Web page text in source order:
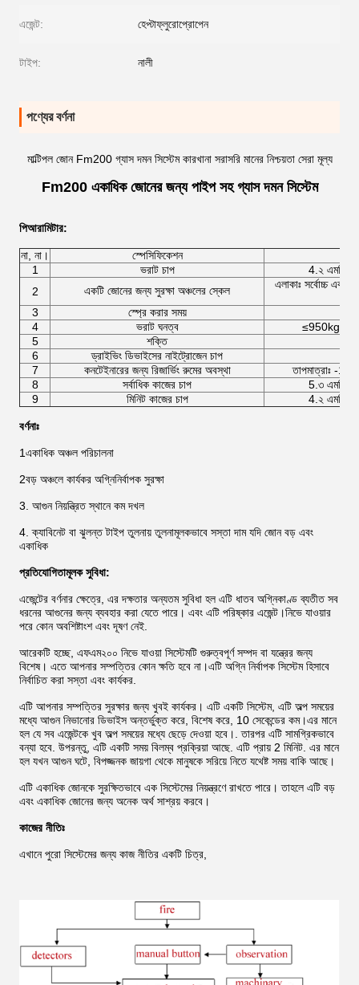
এজেন্ট: হেপ্টাফ্লুরোপ্রোপেন
টাইপ: নালী
পণ্যের বর্ণনা
মাল্টিপল জোন Fm200 গ্যাস দমন সিস্টেম কারখানা সরাসরি মানের নিশ্চয়তা সেরা মূল্য
Fm200 একাধিক জোনের জন্য পাইপ সহ গ্যাস দমন সিস্টেম
পিআরামিটার:
না, না। স্পেসিফিকেশন
1
ভরাট চাপ
4.২ এমপিএ
2
একটি জোনের জন্য সুরক্ষা অঞ্চলের স্কেল এলাকাঃ সর্বোচ্চ
3
স্প্রে করার সময়
4
ভরাট ঘনত্ব
≤950kg/m3
5
শক্তি
6
ড্রাইভিং ডিভাইসের নাইট্রোজেন চাপ
7
কনটেইনারের জন্য রিজার্ভিং রুমের অবস্থা
তাপমাত্রাঃ -10
8
সর্বাধিক কাজের চাপ
5.৩ এমপিএ
9
মিনিট কাজের চাপ 4.২ এমপিএ
বর্ণনাঃ
1একাধিক অঞ্চল পরিচালনা
2বড় অঞ্চলে কার্যকর অগ্নিনির্বাপক সুরক্ষা
3. আগুন নিয়ন্ত্রিত স্থানে কম দখল
4. ক্যাবিনেট বা ঝুলন্ত টাইপ তুলনায় তুলনামূলকভাবে সস্তা দাম যদি জোন বড় এবং
একাধিক
প্রতিযোগিতামূলক সুবিধা:
এজেন্টের বর্ণনার ক্ষেত্রে, এর দক্ষতার অন্যতম সুবিধা হল এটি ধাতব অগ্নিকাণ্ড ব্যতীত সব
ধরনের আগুনের জন্য ব্যবহার করা যেতে পারে। এবং এটি পরিষ্কার এজেন্ট।নিভে যাওয়ার
পরে কোন অবশিষ্টাংশ এবং দূষণ নেই.
আরেকটি হচ্ছে, এফএম২০০ নিভে যাওয়া সিস্টেমটি গুরুত্বপূর্ণ সম্পদ বা যন্ত্রের জন্য
বিশেষ। এতে আপনার সম্পত্তির কোন ক্ষতি হবে না।এটি অগ্নি নির্বাপক সিস্টেম হিসাবে
নির্বাচিত করা সস্তা এবং কার্যকর.
এটি আপনার সম্পত্তির সুরক্ষার জন্য খুবই কার্যকর। এটি একটি সিস্টেম, এটি অল্প সময়ের
মধ্যে আগুন নিভানোর ডিভাইস অন্তর্ভুক্ত করে, বিশেষ করে, 10 সেকেন্ডের কম।এর মানে
হল যে সব এজেন্টকে খুব অল্প সময়ের মধ্যে ছেড়ে দেওয়া হবে।. তারপর এটি সামগ্রিকভাবে
বন্যা হবে. উপরন্তু, এটি একটি সময় বিলম্ব প্রক্রিয়া আছে. এটি প্রায় 2 মিনিট. এর মানে
হল যখন আগুন ঘটে, বিপজ্জনক জায়গা থেকে মানুষকে সরিয়ে নিতে যথেষ্ট সময় বাকি আছে।
এটি একাধিক জোনকে সুরক্ষিতভাবে এক সিস্টেমের নিয়ন্ত্রণে রাখতে পারে। তাহলে এটি বড়
এবং একাধিক জোনের জন্য অনেক অর্থ সাশ্রয় করবে।
কাজের নীতিঃ
এখানে পুরো সিস্টেমের জন্য কাজ নীতির একটি চিত্র,